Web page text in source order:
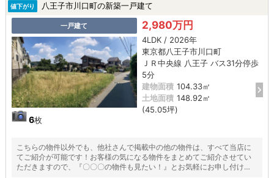
値下がり 八王子市川口町の新築一戸建て
一戸建て
6枚
2,980万円
4LDK / 2026年
東京都八王子市川口町
ＪＲ中央線 八王子 バス31分停歩
5分
建物面積 104.33㎡
土地面積 148.92㎡
(45.05坪)
こちらの物件以外でも、他社さんで掲載中の他の物件は、すべて当店に
てご紹介が可能です！お客様の気になる物件をまとめてご紹介させてい
ただきますので、『〇〇〇の物件も見たい！』とお気軽にお申し付けく